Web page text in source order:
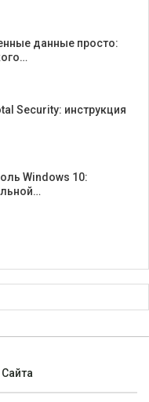
данные просто:
Security: инструкция
Windows 10:
Сайта